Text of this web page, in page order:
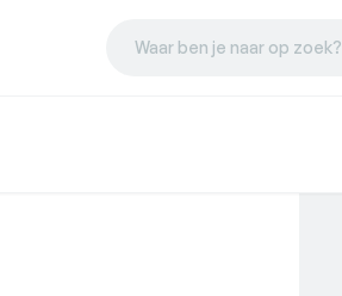
Waar ben je naar op zoek?